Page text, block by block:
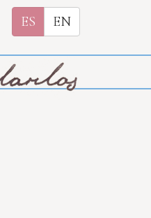
ES EN